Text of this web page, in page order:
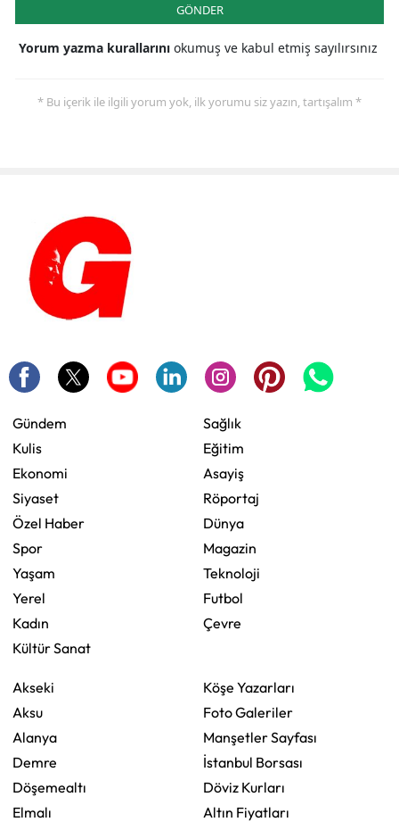
GÖNDER
Yorum yazma kurallarını okumuş ve kabul etmiş sayılırsınız
* Bu içerik ile ilgili yorum yok, ilk yorumu siz yazın, tartışalım *
Gündem
Kulis
Ekonomi
Siyaset
Özel Haber
Spor
Yaşam
Yerel
Kadın
Kültür Sanat
Sağlık
Eğitim
Asayiş
Röportaj
Dünya
Magazin
Teknoloji
Futbol
Çevre
Akseki
Aksu
Alanya
Demre
Döşemealtı
Elmalı
Köşe Yazarları
Foto Galeriler
Manşetler Sayfası
İstanbul Borsası
Döviz Kurları
Altın Fiyatları